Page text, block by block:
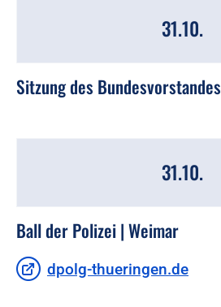
31.10.
Sitzung des
31.10.
Ball der Polizei | Weimar
dpolg-thueringen.de